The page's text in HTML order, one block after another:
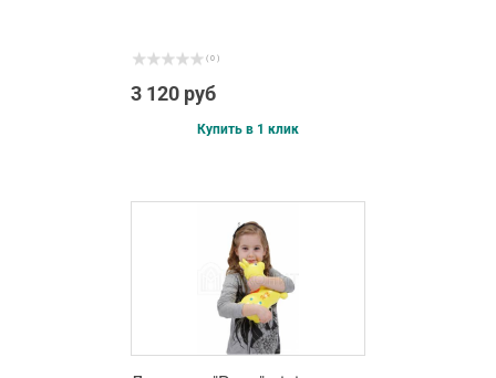
( 0 )
3 120 руб
Купить в 1 клик